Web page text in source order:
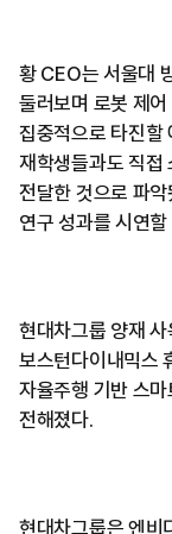
황 CEO는 서울대
둘러보며 로봇 제
집중적으로 타진할
재학생들과도 직접
전달한 것으로 파
연구 성과를 시연할
현대차그룹 양재
보스턴다이내믹스
자율주행 기반 스
전해졌다.
현대차그룹은 엔비